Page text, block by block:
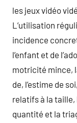
les jeux vidéo
L’utilisation
incidence
l’enfant et de
motricité mince,
de, l’estime de
relatifs à la taille,
quantité et la